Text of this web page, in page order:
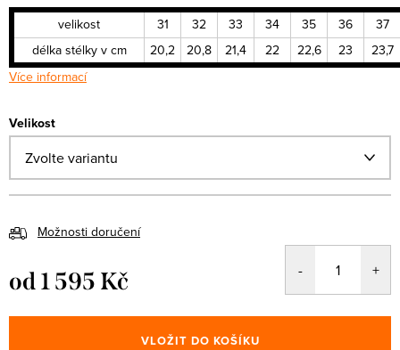
velikost 31 32 33 34 35 36
37
délka stélky v cm
20,2 20,8 21,4 22 22,6 23
23,7
Více informací
Velikost
Možnosti doručení
od1 595 Kč
cena:
VLOŽIT DO KOŠÍKU